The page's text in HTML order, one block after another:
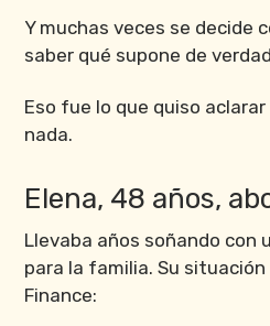
Y muchas veces se decide
saber qué supone de
Eso fue lo que quiso
nada.
Elena, 48 años,
Llevaba años soñando con
para la familia. Su
Finance: